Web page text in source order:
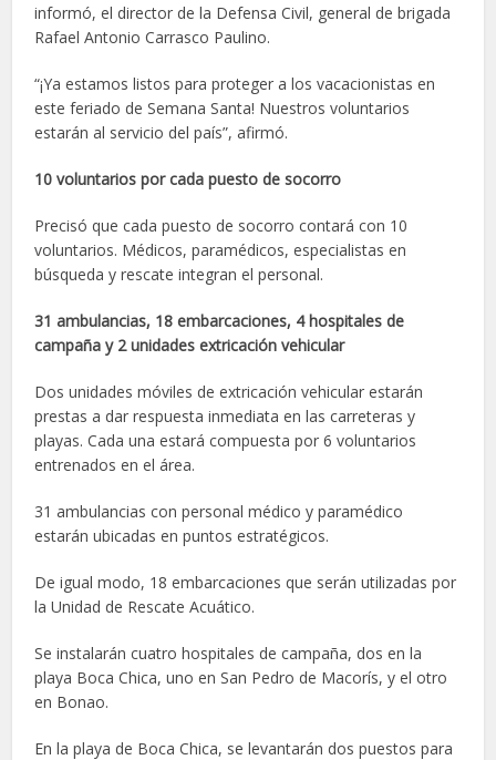
informó, el director de la Defensa Civil, general de brigada
Rafael Antonio Carrasco Paulino.
“¡Ya estamos listos para proteger a los vacacionistas en
este feriado de Semana Santa! Nuestros voluntarios
estarán al servicio del país”, afirmó.
10 voluntarios por cada puesto de socorro
Precisó que cada puesto de socorro contará con 10
voluntarios. Médicos, paramédicos, especialistas en
búsqueda y rescate integran el personal.
31 ambulancias, 18 embarcaciones, 4 hospitales de
campaña y 2 unidades extricación vehicular
Dos unidades móviles de extricación vehicular estarán
prestas a dar respuesta inmediata en las carreteras y
playas. Cada una estará compuesta por 6 voluntarios
entrenados en el área.
31 ambulancias con personal médico y paramédico
estarán ubicadas en puntos estratégicos.
De igual modo, 18 embarcaciones que serán utilizadas por
la Unidad de Rescate Acuático.
Se instalarán cuatro hospitales de campaña, dos en la
playa Boca Chica, uno en San Pedro de Macorís, y el otro
en Bonao.
En la playa de Boca Chica, se levantarán dos puestos para